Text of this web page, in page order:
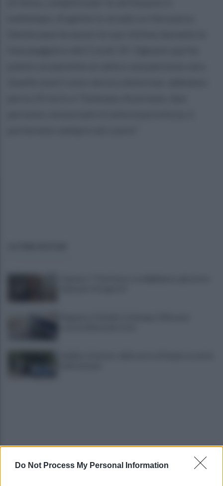
Do Not Process My Personal Information
È ufficiale, accordo chiuso: Ferragosto ad Avellino